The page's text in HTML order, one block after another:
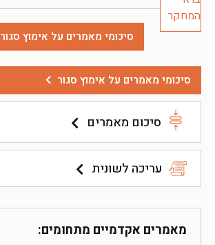
סיכומי מאמרים על אימוץ סגור
סיכום מאמרים
עריכה לשונית
מאמרים אקדמיים מתחומים:
סיכומי מאמרים על אימוץ סגור